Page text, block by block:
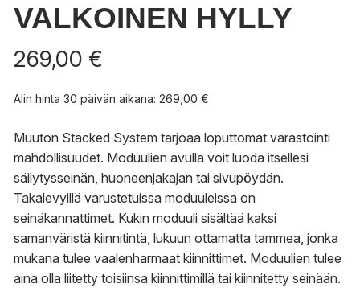
VALKOINEN HYLLY
269,00 €
Alin hinta 30 päivän aikana: 269,00 €
Muuton Stacked System tarjoaa loputtomat varastointi
mahdollisuudet. Moduulien avulla voit luoda itsellesi
säilytysseinän, huoneenjakajan tai sivupöydän.
Takalevyillä varustetuissa moduuleissa on
seinäkannattimet. Kukin moduuli sisältää kaksi
samanväristä kiinnitintä, lukuun ottamatta tammea, jonka
mukana tulee vaalenharmaat kiinnittimet. Moduulien tulee
aina olla liitetty toisiinsa kiinnittimillä tai kiinnitetty seinään.